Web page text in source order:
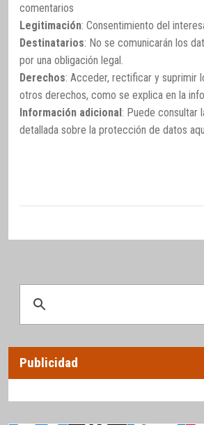
comentarios
Legitimación: Consentimiento del
Destinatarios: No se comunicarán los
por una obligación legal.
Derechos: Acceder, rectificar y suprimir
otros derechos, como se explica en la
Información adicional: Puede consultar
detallada sobre la protección de datos
Publicidad